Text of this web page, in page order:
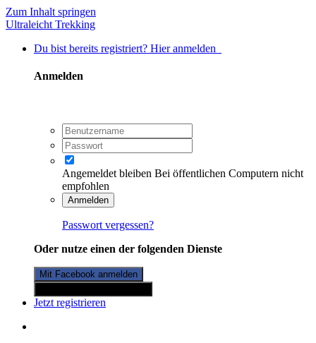
Zum Inhalt springen
Ultraleicht Trekking
Du bist bereits registriert? Hier anmelden
Anmelden
Angemeldet bleiben Bei öffentlichen Computern nicht
empfohlen
Anmelden
Passwort vergessen?
Oder nutze einen der folgenden Dienste
Mit Facebook anmelden
Jetzt registrieren